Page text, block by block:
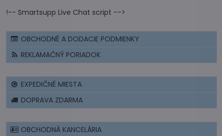
!-- Smartsupp Live Chat script -->
OBCHODNÉ A DODACIE PODMIENKY
REKLAMAČNÝ PORIADOK
EXPEDIČNÉ MIESTA
DOPRAVA ZDARMA
OBCHODNÁ KANCELÁRIA